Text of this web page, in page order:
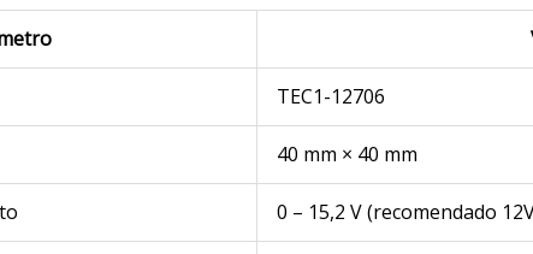
TEC1-12706
40 mm × 40 mm
0 – 15,2 V (recomendado